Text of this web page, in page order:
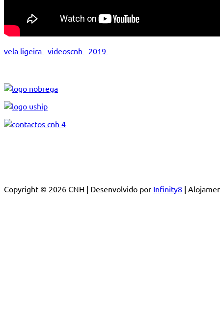
vela ligeira videoscnh 2019
Copyright © 2026 CNH | Desenvolvido por Infinity8 |